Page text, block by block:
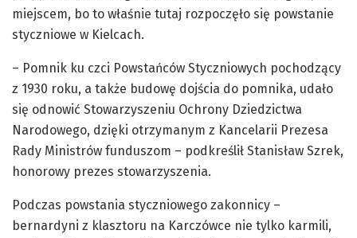
miejscem, bo to właśnie tutaj rozpoczęło się powstanie
styczniowe w Kielcach.
– Pomnik ku czci Powstańców Styczniowych pochodzący
z 1930 roku, a także budowę dojścia do pomnika, udało
się odnowić Stowarzyszeniu Ochrony Dziedzictwa
Narodowego, dzięki otrzymanym z Kancelarii Prezesa
Rady Ministrów funduszom – podkreślił Stanisław Szrek,
honorowy prezes stowarzyszenia.
Podczas powstania styczniowego zakonnicy –
bernardyni z klasztoru na Karczówce nie tylko karmili,